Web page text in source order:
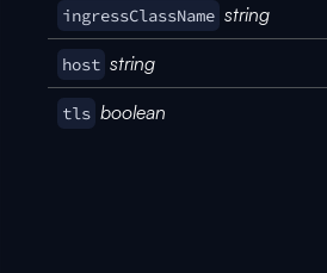
ingressClassName string
host string
tls boolean